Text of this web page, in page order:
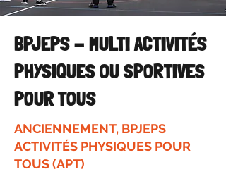
BPJEPS - MULTI ACTIVITÉS
PHYSIQUES OU SPORTIVES
POUR TOUS
ANCIENNEMENT, BPJEPS
ACTIVITÉS PHYSIQUES POUR
TOUS (APT​)